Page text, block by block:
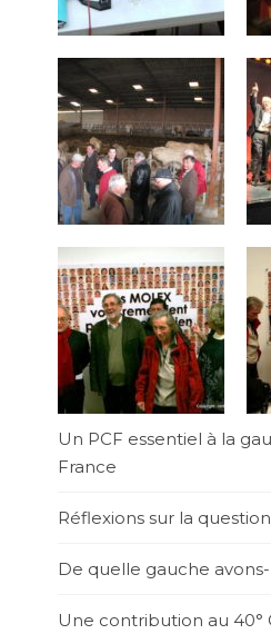
Un PCF essentiel à la
France
Réflexions sur la
De quelle gauche
Une contribution au 40°